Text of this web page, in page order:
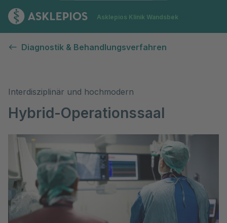
Zur Startseite
Asklepios Klinik Wandsbek
Diagnostik & Behandlungsverfahren
Interdisziplinär und hochmodern
Hybrid-Operationssaal